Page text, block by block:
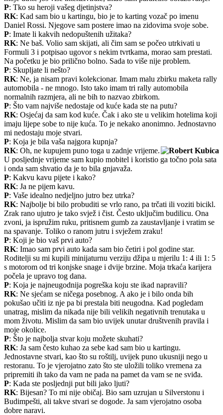
P: Tko su heroji vašeg djetinjstva?
RK: Kad sam bio u kartingu, bio je to karting vozač po imenu
Daniel Rossi. Njegove sam postere imao na zidovima svoje sobe.
P: Imate li kakvih nedopuštenih užitaka?
RK: Ne baš. Volio sam skijati, ali čim sam se počeo utrkivati u
Formuli 3 i potpisao ugovor s nekim tvrtkama, morao sam prestati.
Na početku je bio prilično bolno. Sada to više nije problem.
P: Skupljate li nešto?
RK: Ne, ja nisam pravi kolekcionar. Imam malu zbirku maketa rally
automobila - ne mnogo. Isto tako imam tri rally automobila
normalnih razmjera, ali ne bih to nazvao zbirkom.
P: Što vam najviše nedostaje od kuće kada ste na putu?
RK: Osjećaj da sam kod kuće. Čak i ako ste u velikim hotelima koji
imaju lijepe sobe to nije kuća. To je nekako anonimno. Jednostavno
mi nedostaju moje stvari.
P: Koja je bila vaša najgora kupnja?
RK: Oh, ne kupujem puno toga u zadnje vrijeme.
U posljednje vrijeme sam kupio mobitel i koristio ga točno pola sata
i onda sam shvatio da je to bila gnjavaža.
P: Kakvu kavu pijete i kako?
RK: Ja ne pijem kavu.
P: Vaše idealno nedjeljno jutro bez utrka?
RK: Najbolje bi bilo probuditi se vrlo rano, pa trčati ili voziti bicikl.
Zrak rano ujutro je tako svjež i čist. Često uključim budilicu. Ona
zvoni, ja ispružim ruku, pritisnem gumb za zaustavljanje i vratim se
na spavanje. Toliko o ranom jutru i svježem zraku!
P: Koji je bio vaš prvi auto?
RK: Imao sam prvi auto kada sam bio četiri i pol godine star.
Roditelji su mi kupili minijaturnu verziju džipa u mjerilu 1: 4 ili 1: 5
s motorom od tri konjske snage i dvije brzine. Moja trkaća karijera
počela je upravo tog dana.
P: Koja je najneugodnija pogreška koju ste ikad napravili?
RK: Ne sjećam se ničega posebnog. A ako je i bilo onda bih
pokušao učiti iz nje pa bi prestala biti neugodna. Kad pogledam
unatrag, mislim da nikada nije bili velikih negativnih trenutaka u
mom životu. Mislim da sam bio uvijek unutar društvenih pravila i
moje okolice.
P: Što je najbolja stvar koju možete skuhati?
RK: Ja sam često kuhao za sebe kad sam bio u kartingu.
Jednostavne stvari, kao što su roštilj, uvijek puno ukusniji nego u
restoranu. To je vjerojatno zato što ste uložili toliko vremena za
pripremiti ih tako da vam ne pada na pamet da vam se ne sviđa.
P: Kada ste posljednji put bili jako ljuti?
RK: Bijesan? To mi nije običaj. Bio sam uzrujan u Silverstonu i
Budimpešti, ali takve stvari se dogode. Ja sam vjerojatno osoba
dobre naravi.